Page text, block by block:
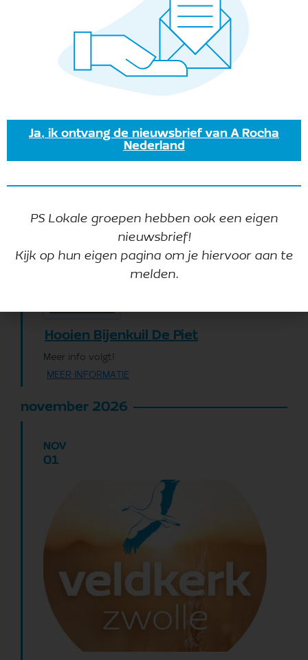
oktober 2026
OKT
Hooien Bijenkuil De Piet
Meer info volgt!
MEER INFORMATIE
november 2026
NOV
01
Ja, ik ontvang de nieuwsbrief van A Rocha
Nederland
PS Lokale groepen hebben ook een eigen
nieuwsbrief!
Kijk op hun eigen pagina om je hiervoor aan te
melden.